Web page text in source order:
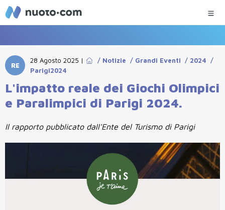
RE
28 Agosto 2025 | / Notizie / Grandi Eventi / 2024 /
Parigi2024
L'impatto reale dei Giochi Olimpici
e Paralimpici di Parigi 2024.
Il rapporto pubblicato dall'Ente del Turismo di Parigi